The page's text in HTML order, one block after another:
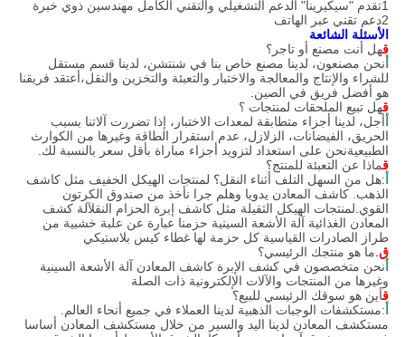
1تقدم "سيكيرينا" الدعم التشغيلي والتقني الكامل
مهندسين ذوي خبرة
2دعم تقني عبر الهاتف
الأسئلة الشائعة
قهل أنت مصنع أو تاجر؟
نحن مصنعون، لدينا مصنع خاص بنا في شنتشن، لدينا قسم مستقل
للشراء والإنتاج والمعالجة والاختبار والتعبئة والتخزين والنقل،أعتقد فريقنا
هو أفضل فريق في الصين.
قهل تبيع الملحقات لمنتجات ؟
أجل، لدينا أجزاء متطابقة لمعدات الاختبار، إذا تضررت آلاتنا بسبب
الحريق، الفيضانات، الزلازل، عدم استقرار الطاقة وغيرها من الكوارث
الطبيعيةنحن على استعداد لتزويد أجزاء مباراة بأقل سعر بالنسبة لك.
قماذا عن التعبئة للمنتج؟
:هل من السهل التلف أثناء النقل؟ لمنتجات الهيكل الخفيف مثل كاشف
الذهب. كاشف المعادن يدويا وهلم جرا نأخذ من صندوق الكرتون
القوي.لمنتجات الهيكل الثقيلة مثل كاشف إبرة الحزام النقلآلة كشف
المعادن الغذائية آلة الأشعة السينية حزمنا عبارة عن علبة خشبية من
طراز الصادرات القياسية كل حزمة لها غطاء كيس بلاستيكي
ق.ما هو منتجك الرئيسي؟
نحن متخصصون في كشف الإبرة كاشف المعادن آلة الأشعة السينية
وغيرها من المنتجات والآلات الإلكترونية ذات الصلة
قأين هو سوقك الرئيسي للبيع؟
:مستكشفات الوجبات الذهبية لدينا العملاء في جميع أنحاء العالم.
مستكشف المعادن لدينا اليد والسير من خلال مستكشف المعادن أساسا